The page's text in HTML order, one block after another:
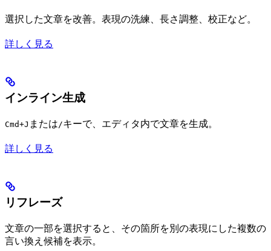
選択した文章を改善。表現の洗練、長さ調整、校正など。
詳しく見る
インライン生成
Cmd+J または /キーで、エディタ内で文章を生成。
詳しく見る
リフレーズ
文章の一部を選択すると、その箇所を別の表現にした複数の
言い換え候補を表示。